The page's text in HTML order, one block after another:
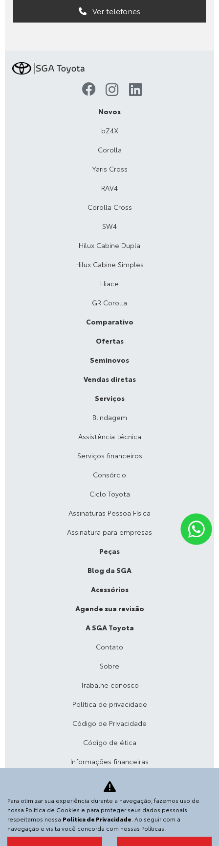
Ver telefones
Novos
bZ4X
Corolla
Yaris Cross
RAV4
Corolla Cross
SW4
Hilux Cabine Dupla
Hilux Cabine Simples
Hiace
GR Corolla
Comparativo
Ofertas
Seminovos
Vendas diretas
Serviços
Blindagem
Assistência técnica
Serviços financeiros
Consórcio
Ciclo Toyota
Assinaturas Pessoa Física
Assinatura para empresas
Peças
Blog da SGA
Acessórios
Agende sua revisão
A SGA Toyota
Contato
Sobre
Trabalhe conosco
Política de privacidade
Código de Privacidade
Código de ética
Informações financeiras
Desacelere. Seu bem maior é a vida.
SGA VEICULOS E PECAS S.A.
36.152.916/0006-19
Para otimizar sua experiência durante a navegação, fazemos uso de
nossa Política de Cookies e para proteger seus dados pessoais
respeitamos nossa Política de Privacidade . Ao seguir com a
navegação e visita você concorda com nossas Políticas.